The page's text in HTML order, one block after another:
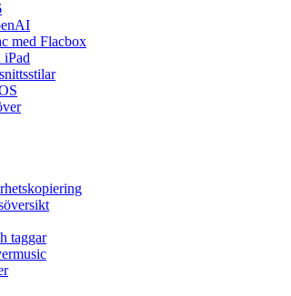
med Flacbox
iPad
taggar